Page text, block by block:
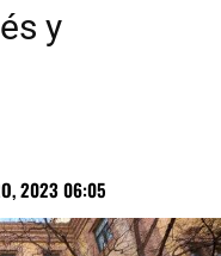
y
2023 06:05